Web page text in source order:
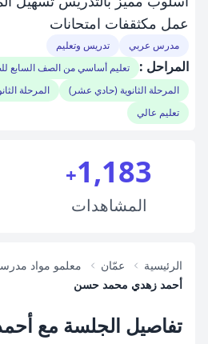
عمل مكثقفات امتحانات
مدرس عربي تدريس وتعليم
المراحل :
تعليم أساسي من الصف السابع
المرحلة الثانوية (حادي عشر)
المرحلة
تعليم عالي
1,183
+
المشاهدات
الرئيسية عمّان معلمو مواد
أحمد زهدي محمد حسن
تفاصيل الجلسة مع